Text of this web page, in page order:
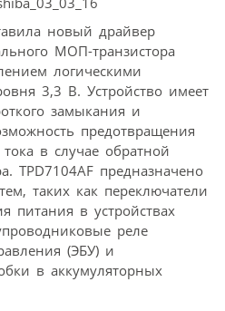
новый драйвер
МОП-транзистора
логическими
3,3 В. Устройство имеет
замыкания и
предотвращения
в случае обратной
TPD7104AF предназначено
таких как переключатели
питания в устройствах
реле
(ЭБУ) и
в аккумуляторных